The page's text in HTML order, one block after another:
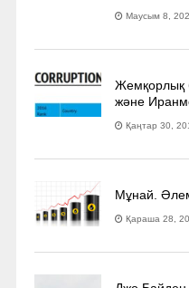
Маусым 8,
Жемқорлық
және
Қаңтар 30,
Мұнай.
Қараша 28,